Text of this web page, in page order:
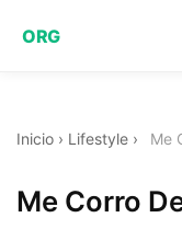
ORG
Inicio › Lifestyle › Me
Me Corro